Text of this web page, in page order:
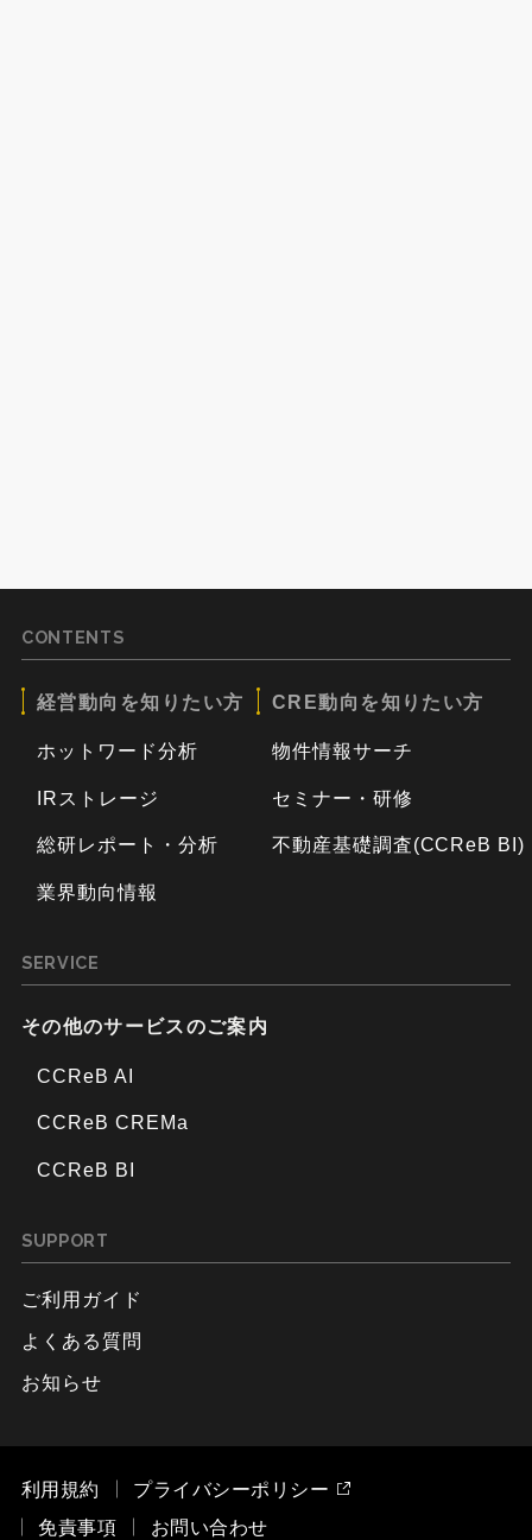
CONTENTS
経営動向を知りたい方
ホットワード分析
IRストレージ
総研レポート・分析
業界動向情報
CRE動向を知りたい方
物件情報サーチ
セミナー・研修
不動産基礎調査(CCReB BI)
SERVICE
その他のサービスのご案内
CCReB AI
CCReB CREMa
CCReB BI
SUPPORT
ご利用ガイド
よくある質問
お知らせ
利用規約
プライバシーポリシー
免責事項
お問い合わせ